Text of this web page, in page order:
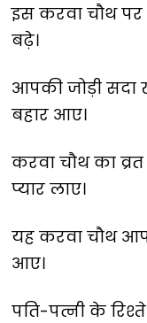
इस करवा चौथ
बढ़े।
आपकी जोड़ी सदा
बहार आए।
करवा चौथ का
प्यार लाए।
यह करवा चौथ
आए।
पति-पत्नी के